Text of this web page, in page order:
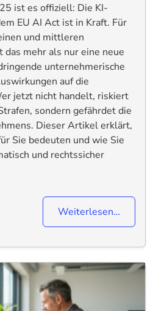
ist es offiziell: Die KI-
EU AI Act ist in Kraft. Für
und mittleren
mehr als nur eine neue
unternehmerische
auf die
jetzt nicht handelt, riskiert
sondern gefährdet die
Dieser Artikel erklärt,
Sie bedeuten und wie Sie
und rechtssicher
Weiterlesen…